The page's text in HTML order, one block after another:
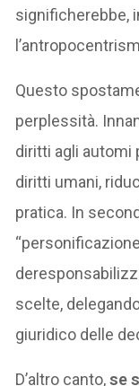
significherebbe,
Questo
perplessità.
diritti agli automi
diritti umani,
pratica. In
scelte,
giuridico delle
D’altro canto,se